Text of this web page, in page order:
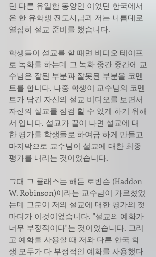
던 다른 유일한 동양인 이었던 한국에서
온 한 유학생 전도사님과 저는 나름대로
열심히 설교 준비를 했습니다.
학생들이 설교를 할 때면 비디오 테이프
로 녹화를 하는데 그 녹화 중간 중간에 교
수님은 잘된 부분과 잘못된 부분을 코멘
트를 합니다. 나중 학생이 교수님의 코멘
트가 담긴 자신의 설교 비디오를 보면서
자신의 설교를 점검 할 수 있게 하기 위해
서 입니다. 설교가 끝이 나면 설교에 대
한 평가를 학생들로 하여금 하게 만들고
마지막으로 교수님이 설교에 대한 최종
평가를 내리는 것이었습니다.
그때 그 클래스는 해든 로빈슨 (Haddon
W. Robinson)이라는 교수님이 가르쳤었
는데 그분이 저의 설교에 대한 평가의 첫
마디가 이것이었습니다. "설교의 예화가
너무 부정적이다"는 것이었습니다. 그리
고 예화를 사용할 때 저와 다른 한국 학
생 모두가 다 부정적인 예화를 사용했다